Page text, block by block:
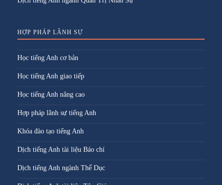
HỢP PHÁP LÃNH SỰ
Học tiếng Anh cơ bản
Học tiếng Anh giao tiếp
Học tiếng Anh nâng cao
Hợp pháp lãnh sự tiếng Anh
Khóa đào tạo tiếng Anh
Dịch tiếng Anh tài liệu Báo chí
Dịch tiếng Anh ngành Thể Dục